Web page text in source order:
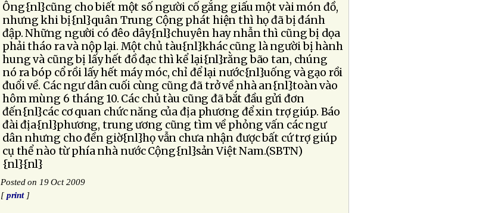
Ông{nl}cũng cho biết một số người cố gắng giấu một vài món đồ,
nhưng khi bị{nl}quân Trung Cộng phát hiện thì họ đã bị đánh
đập. Những người có đêo dây{nl}chuyên hay nhẫn thì cũng bị dọa
phải tháo ra và nộp lại. Một chủ tàu{nl}khác cũng là người bị hành
hung và cũng bị lấy hết đồ đạc thì kể lại{nl}rằng bão tan, chúng
nó ra bóp cổ rồi lấy hết máy móc, chỉ để lại nước{nl}uống và gạo rồi
đuổi về. Các ngư dân cuối cùng cũng đã trở về nhà an{nl}toàn vào
hôm mùng 6 tháng 10. Các chủ tàu cũng đã bắt đầu gửi đơn
đến{nl}các cơ quan chức năng của địa phương để xin trợ giúp. Báo
đài địa{nl}phương, trung ương cũng tìm về phỏng vấn các ngư
dân nhưng cho đền giờ{nl}họ vẫn chưa nhận được bất cứ trợ giúp
cụ thể nào từ phía nhà nước Cộng{nl}sản Việt Nam.(SBTN)
{nl}{nl}
Posted on 19 Oct 2009
[print]